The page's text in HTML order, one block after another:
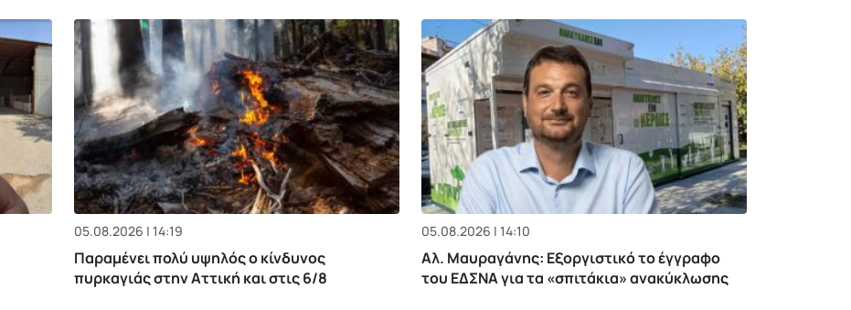
05.08.2026 | 14:19
Παραμένει πολύ υψηλός ο κίνδυνος
πυρκαγιάς στην Αττική και στις 6/8
05.08.2026 | 14:10
Αλ. Μαυραγάνης: Εξοργιστικό το έγγραφο
του ΕΔΣΝΑ για τα «σπιτάκια» ανακύκλωσης